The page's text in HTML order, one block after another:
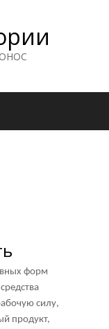
форм
силу,
продукт,